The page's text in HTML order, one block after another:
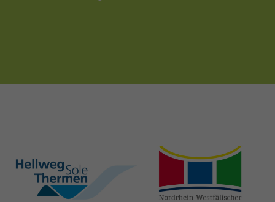
hellweg-sole-
thermen.de
heilbaeder.de